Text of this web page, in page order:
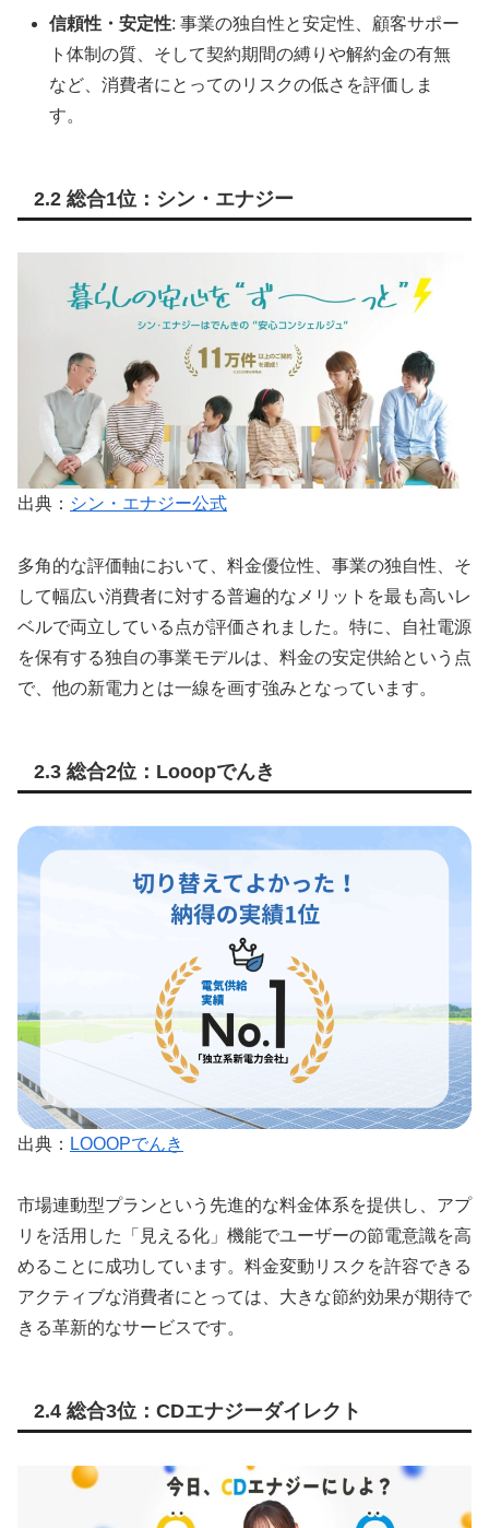
信頼性・安定性: 事業の独自性と安定性、顧客サポー
ト体制の質、そして契約期間の縛りや解約金の有無
など、消費者にとってのリスクの低さを評価しま
す。
2.2 総合1位：シン・エナジー
出典： シン・エナジー公式
多角的な評価軸において、料金優位性、事業の独自性、そ
して幅広い消費者に対する普遍的なメリットを最も高いレ
ベルで両立している点が評価されました。特に、自社電源
を保有する独自の事業モデルは、料金の安定供給という点
で、他の新電力とは一線を画す強みとなっています。
2.3 総合2位：Looopでんき
出典： LOOOPでんき
市場連動型プランという先進的な料金体系を提供し、アプ
リを活用した「見える化」機能でユーザーの節電意識を高
めることに成功しています。料金変動リスクを許容できる
アクティブな消費者にとっては、大きな節約効果が期待で
きる革新的なサービスです。
2.4 総合3位：CDエナジーダイレクト